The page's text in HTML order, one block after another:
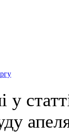
у